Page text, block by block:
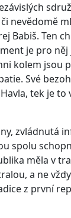
nevědomě
Babiš. Ten
je pro něj
kolem jsou
Své
tek je to
zvládnutá
spolu
měla v
a ne vždy
z první